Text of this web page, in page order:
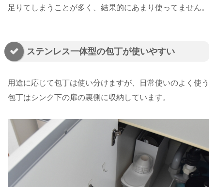
足りてしまうことが多く、結果的にあまり使ってません。
ステンレス一体型の包丁が使いやすい
用途に応じて包丁は使い分けますが、日常使いのよく使う
包丁はシンク下の扉の裏側に収納しています。